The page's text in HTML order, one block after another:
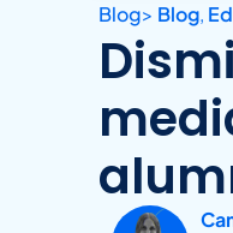
Blog> Blog,